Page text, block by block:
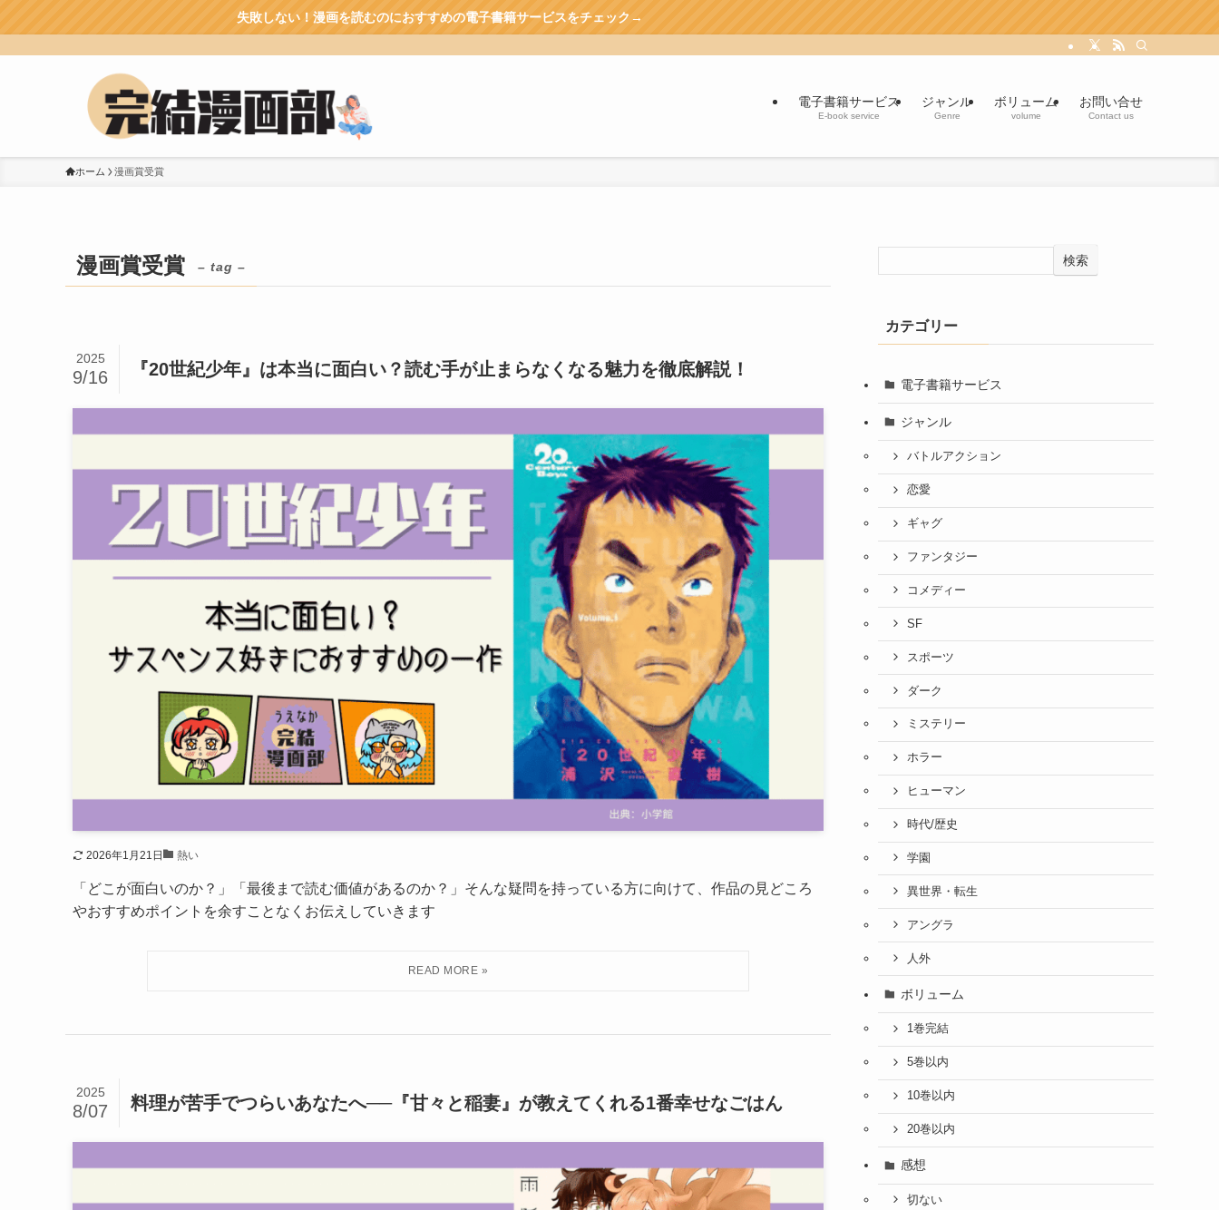
失敗しない！漫画を読むのにおすすめの電子書籍サービスをチェック→
電子書籍サービス
E-book service
ジャンル
Genre
ボリューム
volume
お問い合せ
Contact us
ホーム 漫画賞受賞
漫画賞受賞 – tag –
『20世紀少年』は本当に面白い？読む手が止まらなくなる魅力を徹底解説！
2025
9/16
2026年1月21日 熱い
「どこが面白いのか？」「最後まで読む価値があるのか？」そんな疑問を持っている方に向けて、作品の見どころ
やおすすめポイントを余すことなくお伝えしていきます
料理が苦手でつらいあなたへ──『甘々と稲妻』が教えてくれる1番幸せなごはん
2025
8/07
検索
カテゴリー
電子書籍サービス
ジャンル
バトルアクション
恋愛
ギャグ
ファンタジー
コメディー
SF
スポーツ
ダーク
ミステリー
ホラー
ヒューマン
時代/歴史
学園
異世界・転生
アングラ
人外
ボリューム
1巻完結
5巻以内
10巻以内
20巻以内
感想
切ない